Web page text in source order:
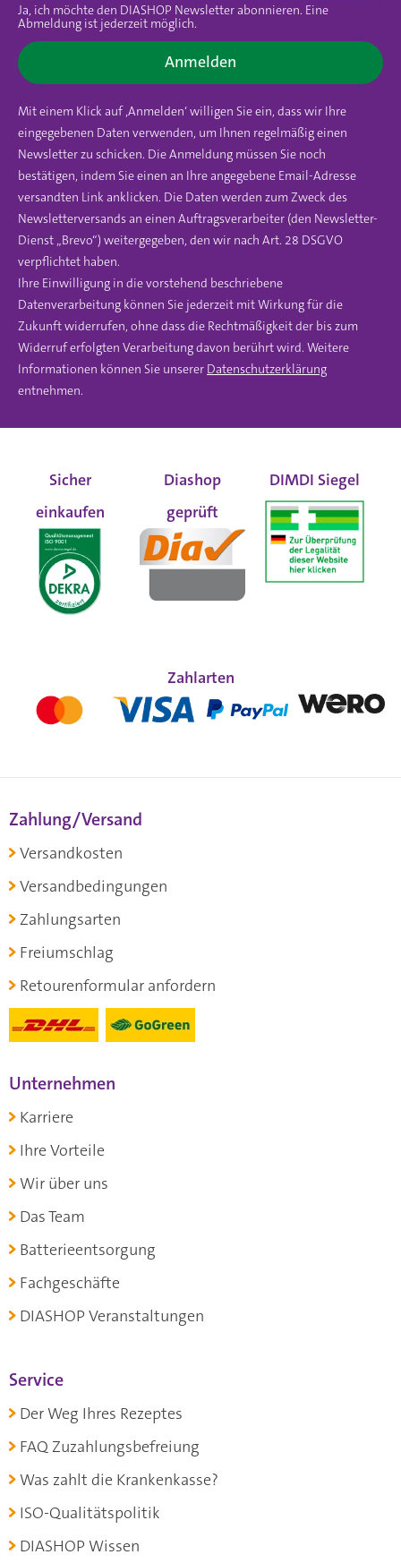
Ja, ich möchte den DIASHOP Newsletter abonnieren. Eine
Abmeldung ist jederzeit möglich.
Anmelden
Mit einem Klick auf ‚Anmelden‘ willigen Sie ein, dass wir Ihre
eingegebenen Daten verwenden, um Ihnen regelmäßig einen
Newsletter zu schicken. Die Anmeldung müssen Sie noch
bestätigen, indem Sie einen an Ihre angegebene Email-Adresse
versandten Link anklicken. Die Daten werden zum Zweck des
Newsletterversands an einen Auftragsverarbeiter (den Newsletter-
Dienst „Brevo“) weitergegeben, den wir nach Art. 28 DSGVO
verpflichtet haben.
Ihre Einwilligung in die vorstehend beschriebene
Datenverarbeitung können Sie jederzeit mit Wirkung für die
Zukunft widerrufen, ohne dass die Rechtmäßigkeit der bis zum
Widerruf erfolgten Verarbeitung davon berührt wird. Weitere
Informationen können Sie unserer Datenschutzerklärung
entnehmen.
Sicher
einkaufen
Diashop
geprüft
DIMDI Siegel
Zahlarten
Zahlung/Versand
Versandkosten
Versandbedingungen
Zahlungsarten
Freiumschlag
Retourenformular anfordern
Unternehmen
Karriere
Ihre Vorteile
Wir über uns
Das Team
Batterieentsorgung
Fachgeschäfte
DIASHOP Veranstaltungen
Service
Der Weg Ihres Rezeptes
FAQ Zuzahlungsbefreiung
Was zahlt die Krankenkasse?
ISO-Qualitätspolitik
DIASHOP Wissen